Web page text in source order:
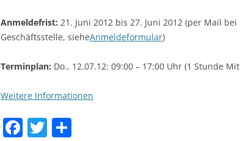
Anmeldefrist: 21. Juni 2012 bis 27. Juni 2012 (per Mail
Geschäftsstelle, sieheAnmeldeformular)
Terminplan: Do., 12.07.12: 09:00 – 17:00 Uhr (1 Stunde
Weitere Informationen
F T